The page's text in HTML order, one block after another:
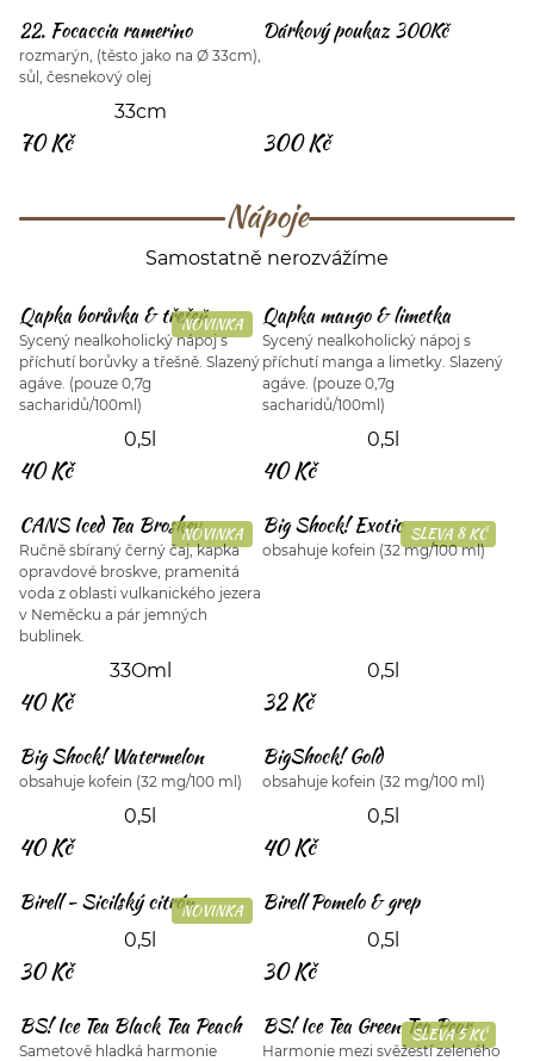
22. Focaccia ramerino
rozmarýn, (těsto jako na Ø 33cm),
sůl, česnekový olej
33cm
70 Kč
Dárkový poukaz 300Kč
300 Kč
Nápoje
Samostatně nerozvážíme
NOVINKA
Qapka borůvka & třešeň
Sycený nealkoholický nápoj s
příchutí borůvky a třešně. Slazený
agáve. (pouze 0,7g
sacharidů/100ml)
0,5l
40 Kč
Qapka mango & limetka
Sycený nealkoholický nápoj s
příchutí manga a limetky. Slazený
agáve. (pouze 0,7g
sacharidů/100ml)
0,5l
40 Kč
NOVINKA
CANS Iced Tea Broskev
Ručně sbíraný černý čaj, kapka
opravdové broskve, pramenitá
voda z oblasti vulkanického jezera
v Neměcku a pár jemných
bublinek.
33Oml
40 Kč
SLEVA 8 KČ
Big Shock! Exotic
obsahuje kofein (32 mg/100 ml)
0,5l
32 Kč
Big Shock! Watermelon
obsahuje kofein (32 mg/100 ml)
0,5l
40 Kč
BigShock! Gold
obsahuje kofein (32 mg/100 ml)
0,5l
40 Kč
NOVINKA
Birell - Sicilský citrón
0,5l
30 Kč
Birell Pomelo & grep
0,5l
30 Kč
BS! Ice Tea Black Tea Peach
Sametově hladká harmonie
SLEVA 5 KČ
BS! Ice Tea Green Tea Pear
Harmonie mezi svěžestí zeleného